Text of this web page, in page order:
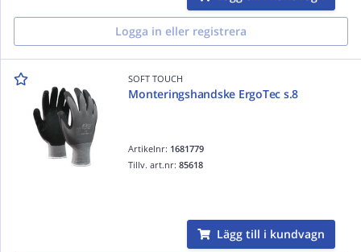
Logga in eller registrera
SOFT TOUCH
Monteringshandske ErgoTec s.8
Artikelnr: 1681779
Tillv. art.nr:85618
Lägg till i kundvagn